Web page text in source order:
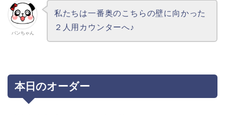
パンちゃん
私たちは一番奥のこちらの壁に向かった
２人用カウンターへ♪
本日のオーダー